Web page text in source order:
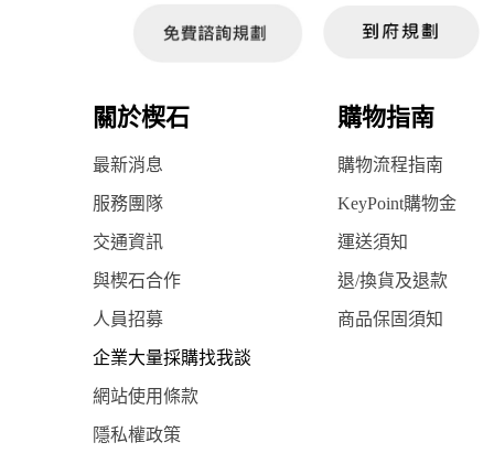
關於楔石 購物指南
最新消息 購物流程指南
服務團隊 KeyPoint購物金
交通資訊 運送須知
與楔石合作 退/換貨及退款
人員招募 商品保固須知
企業大量採購找我談
網站使用條款
隱私權政策